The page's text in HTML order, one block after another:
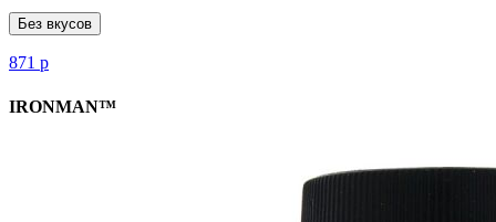
Без вкусов
871 р
IRONMAN™